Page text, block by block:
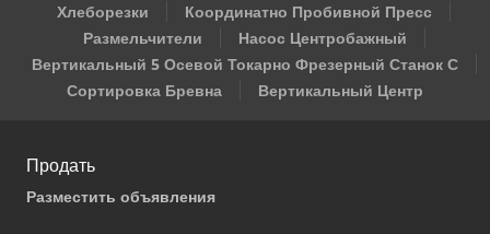
Хлеборезки
Координатно Пробивной Пресс
Размельчители
Насос Центробажный
Вертикальный 5 Осевой Токарно Фрезерный Станок С
Сортировка Бревна
Вертикальный Центр
Продать
Разместить объявления